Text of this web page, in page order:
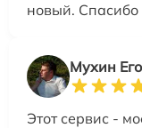
новый. Спасибо
Мухин
Этот сервис -